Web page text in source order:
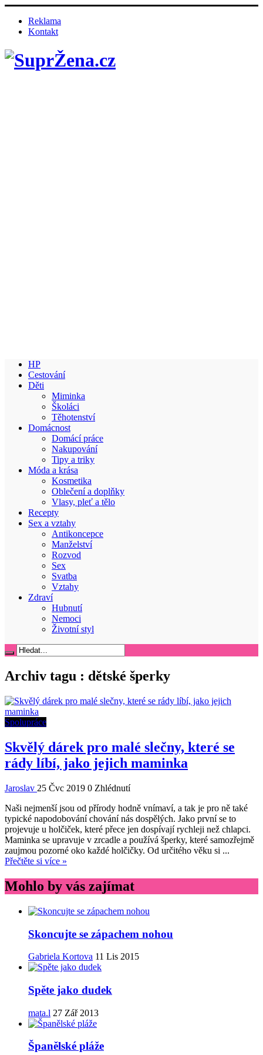
Reklama
Kontakt
HP
Cestování
Děti
Miminka
Školáci
Těhotenství
Domácnost
Domácí práce
Nakupování
Tipy a triky
Móda a krása
Kosmetika
Oblečení a doplňky
Vlasy, pleť a tělo
Recepty
Sex a vztahy
Antikoncepce
Manželství
Rozvod
Sex
Svatba
Vztahy
Zdraví
Hubnutí
Nemoci
Životní styl
Archiv tagu : dětské šperky
Spolupráce
Skvělý dárek pro malé slečny, které se
rády líbí, jako jejich maminka
Jaroslav 25 Čvc 2019 0 Zhlédnutí
Naši nejmenší jsou od přírody hodně vnímaví, a tak je pro ně také
typické napodobování chování nás dospělých. Jako první se to
projevuje u holčiček, které přece jen dospívají rychleji než chlapci.
Maminka se upravuje v zrcadle a používá šperky, které samozřejmě
zaujmou pozorné oko každé holčičky. Od určitého věku si ...
Přečtěte si více »
Mohlo by vás zajímat
Skoncujte se zápachem nohou
Gabriela Kortova 11 Lis 2015
Spěte jako dudek
mata.l 27 Zář 2013
Španělské pláže